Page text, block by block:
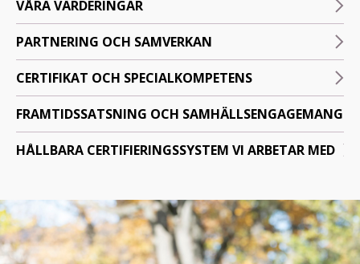
VÅRA VÄRDERINGAR
PARTNERING OCH SAMVERKAN
CERTIFIKAT OCH SPECIALKOMPETENS
FRAMTIDSSATSNING OCH SAMHÄLLSENGAGEMANG
HÅLLBARA CERTIFIERINGSSYSTEM VI ARBETAR MED